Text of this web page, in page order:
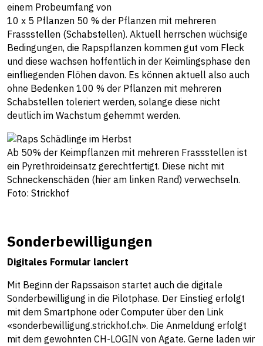
einem Probeumfang von
10 x 5 Pflanzen 50 % der Pflanzen mit mehreren
Frassstellen (Schabstellen). Aktuell herrschen wüchsige
Bedingungen, die Rapspflanzen kommen gut vom Fleck
und diese wachsen hoffentlich in der Keimlingsphase den
einfliegenden Flöhen davon. Es können aktuell also auch
ohne Bedenken 100 % der Pflanzen mit mehreren
Schabstellen toleriert werden, solange diese nicht
deutlich im Wachstum gehemmt werden.
Ab 50% der Keimpflanzen mit mehreren Frassstellen ist
ein Pyrethroideinsatz gerechtfertigt. Diese nicht mit
Schneckenschäden (hier am linken Rand) verwechseln.
Foto: Strickhof
Sonderbewilligungen
Digitales Formular lanciert
Mit Beginn der Rapssaison startet auch die digitale
Sonderbewilligung in die Pilotphase. Der Einstieg erfolgt
mit dem Smartphone oder Computer über den Link
«sonderbewilligung.strickhof.ch». Die Anmeldung erfolgt
mit dem gewohnten CH-LOGIN von Agate. Gerne laden wir